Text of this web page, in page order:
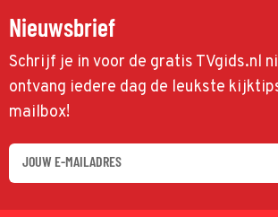
Nieuwsbrief
Schrijf je in voor de gratis TVgids.nl
ontvang iedere dag de leukste
mailbox!